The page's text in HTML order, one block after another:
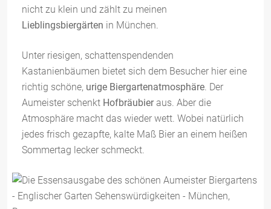
nicht zu klein und zählt zu meinen
Lieblingsbiergärten in München.
Unter riesigen, schattenspendenden
Kastanienbäumen bietet sich dem Besucher hier eine
richtig schöne, urige Biergartenatmosphäre. Der
Aumeister schenkt Hofbräubieraus. Aber die
Atmosphäre macht das wieder wett. Wobei natürlich
jedes frisch gezapfte, kalte Maß Bier an einem heißen
Sommertag lecker schmeckt.